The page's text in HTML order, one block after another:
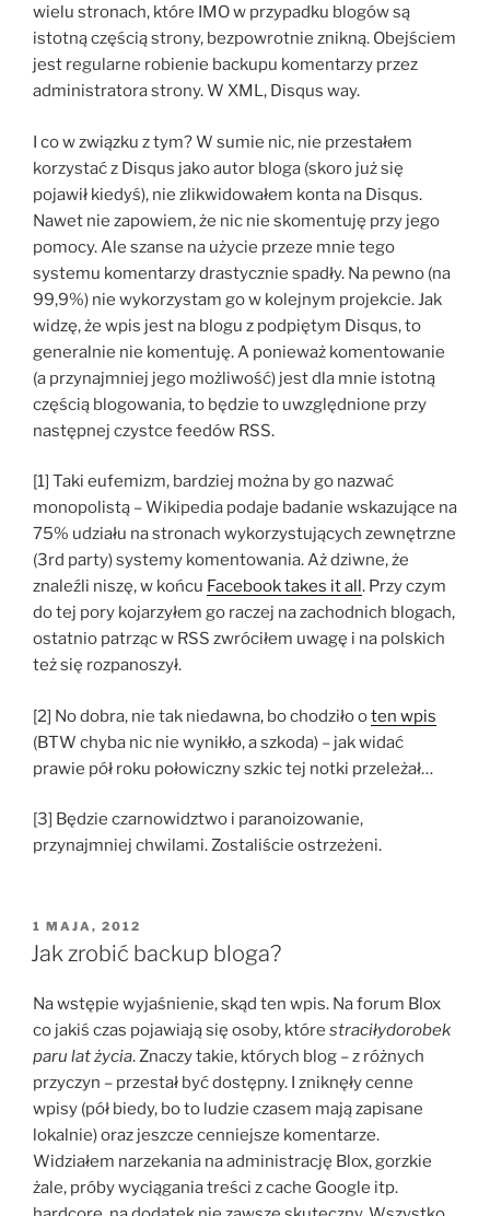
wielu stronach, które IMO w przypadku blogów są
istotną częścią strony, bezpowrotnie znikną. Obejściem
jest regularne robienie backupu komentarzy przez
administratora strony. W XML, Disqus way.
I co w związku z tym? W sumie nic, nie przestałem
korzystać z Disqus jako autor bloga (skoro już się
pojawił kiedyś), nie zlikwidowałem konta na Disqus.
Nawet nie zapowiem, że nic nie skomentuję przy jego
pomocy. Ale szanse na użycie przeze mnie tego
systemu komentarzy drastycznie spadły. Na pewno (na
99,9%) nie wykorzystam go w kolejnym projekcie. Jak
widzę, że wpis jest na blogu z podpiętym Disqus, to
generalnie nie komentuję. A ponieważ komentowanie
(a przynajmniej jego możliwość) jest dla mnie istotną
częścią blogowania, to będzie to uwzględnione przy
następnej czystce feedów RSS.
[1] Taki eufemizm, bardziej można by go nazwać
monopolistą – Wikipedia podaje badanie wskazujące na
75% udziału na stronach wykorzystujących zewnętrzne
(3rd party) systemy komentowania. Aż dziwne, że
znaleźli niszę, w końcu Facebook takes it all. Przy czym
do tej pory kojarzyłem go raczej na zachodnich blogach,
ostatnio patrząc w RSS zwróciłem uwagę i na polskich
też się rozpanoszył.
[2] No dobra, nie tak niedawna, bo chodziło oten wpis
(BTW chyba nic nie wynikło, a szkoda) – jak widać
prawie pół roku połowiczny szkic tej notki przeleżał…
[3] Będzie czarnowidztwo i paranoizowanie,
przynajmniej chwilami. Zostaliście ostrzeżeni.
OPUBLIKOWANE
W
1 MAJA, 2012
Jak zrobić backup bloga?
Na wstępie wyjaśnienie, skąd ten wpis. Na forum Blox
co jakiś czas pojawiają się osoby, które straciłydorobek
paru lat życia. Znaczy takie, których blog – z różnych
przyczyn – przestał być dostępny. I zniknęły cenne
wpisy (pół biedy, bo to ludzie czasem mają zapisane
lokalnie) oraz jeszcze cenniejsze komentarze.
Widziałem narzekania na administrację Blox, gorzkie
żale, próby wyciągania treści z cache Google itp.